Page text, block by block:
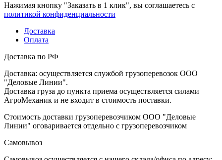
Нажимая кнопку "Заказать в 1 клик", вы соглашаетесь с
политикой конфиденциальности
Доставка
Оплата
Доставка по РФ
Доставка: осуществляется службой грузоперевозок ООО
"Деловые Линии".
Доставка груза до пункта приема осуществляется силами
АгроМеханик и не входит в стоимость поставки.
Стоимость доставки грузоперевозчиком ООО "Деловые
Линии" оговаривается отдельно с грузоперевозчиком
Самовывоз